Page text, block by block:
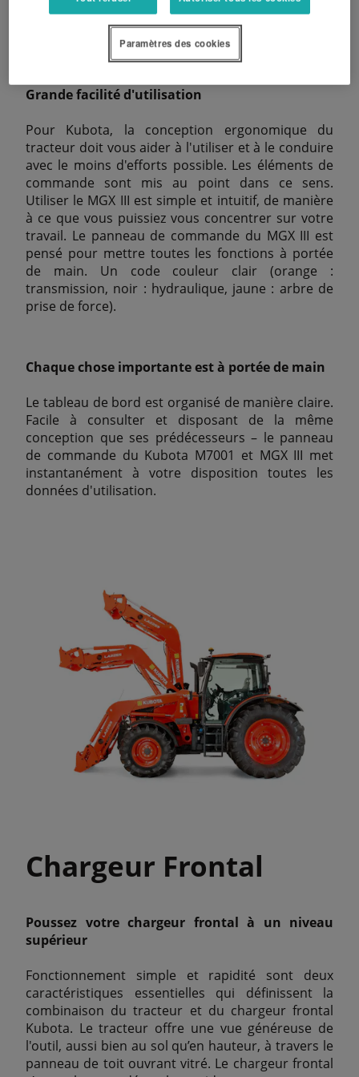
option et montés sur le toit de la cabine
transforment la nuit en jour.
Grande facilité d'utilisation
Pour Kubota, la conception ergonomique du
tracteur doit vous aider à l'utiliser et à le conduire
avec le moins d'efforts possible. Les éléments de
commande sont mis au point dans ce sens.
Utiliser le MGX III est simple et intuitif, de manière
à ce que vous puissiez vous concentrer sur votre
travail. Le panneau de commande du MGX III est
pensé pour mettre toutes les fonctions à portée
de main. Un code couleur clair (orange :
transmission, noir : hydraulique, jaune : arbre de
prise de force).
Chaque chose importante est à portée de main
Le tableau de bord est organisé de manière claire.
Facile à consulter et disposant de la même
conception que ses prédécesseurs – le panneau
de commande du Kubota M7001 et MGX III met
instantanément à votre disposition toutes les
données d'utilisation.
Chargeur Frontal
Poussez votre chargeur frontal à un niveau
supérieur
Fonctionnement simple et rapidité sont deux
caractéristiques essentielles qui définissent la
combinaison du tracteur et du chargeur frontal
Kubota. Le tracteur offre une vue généreuse de
l'outil, aussi bien au sol qu’en hauteur, à travers le
panneau de toit ouvrant vitré. Le chargeur frontal
Paramètres des cookies